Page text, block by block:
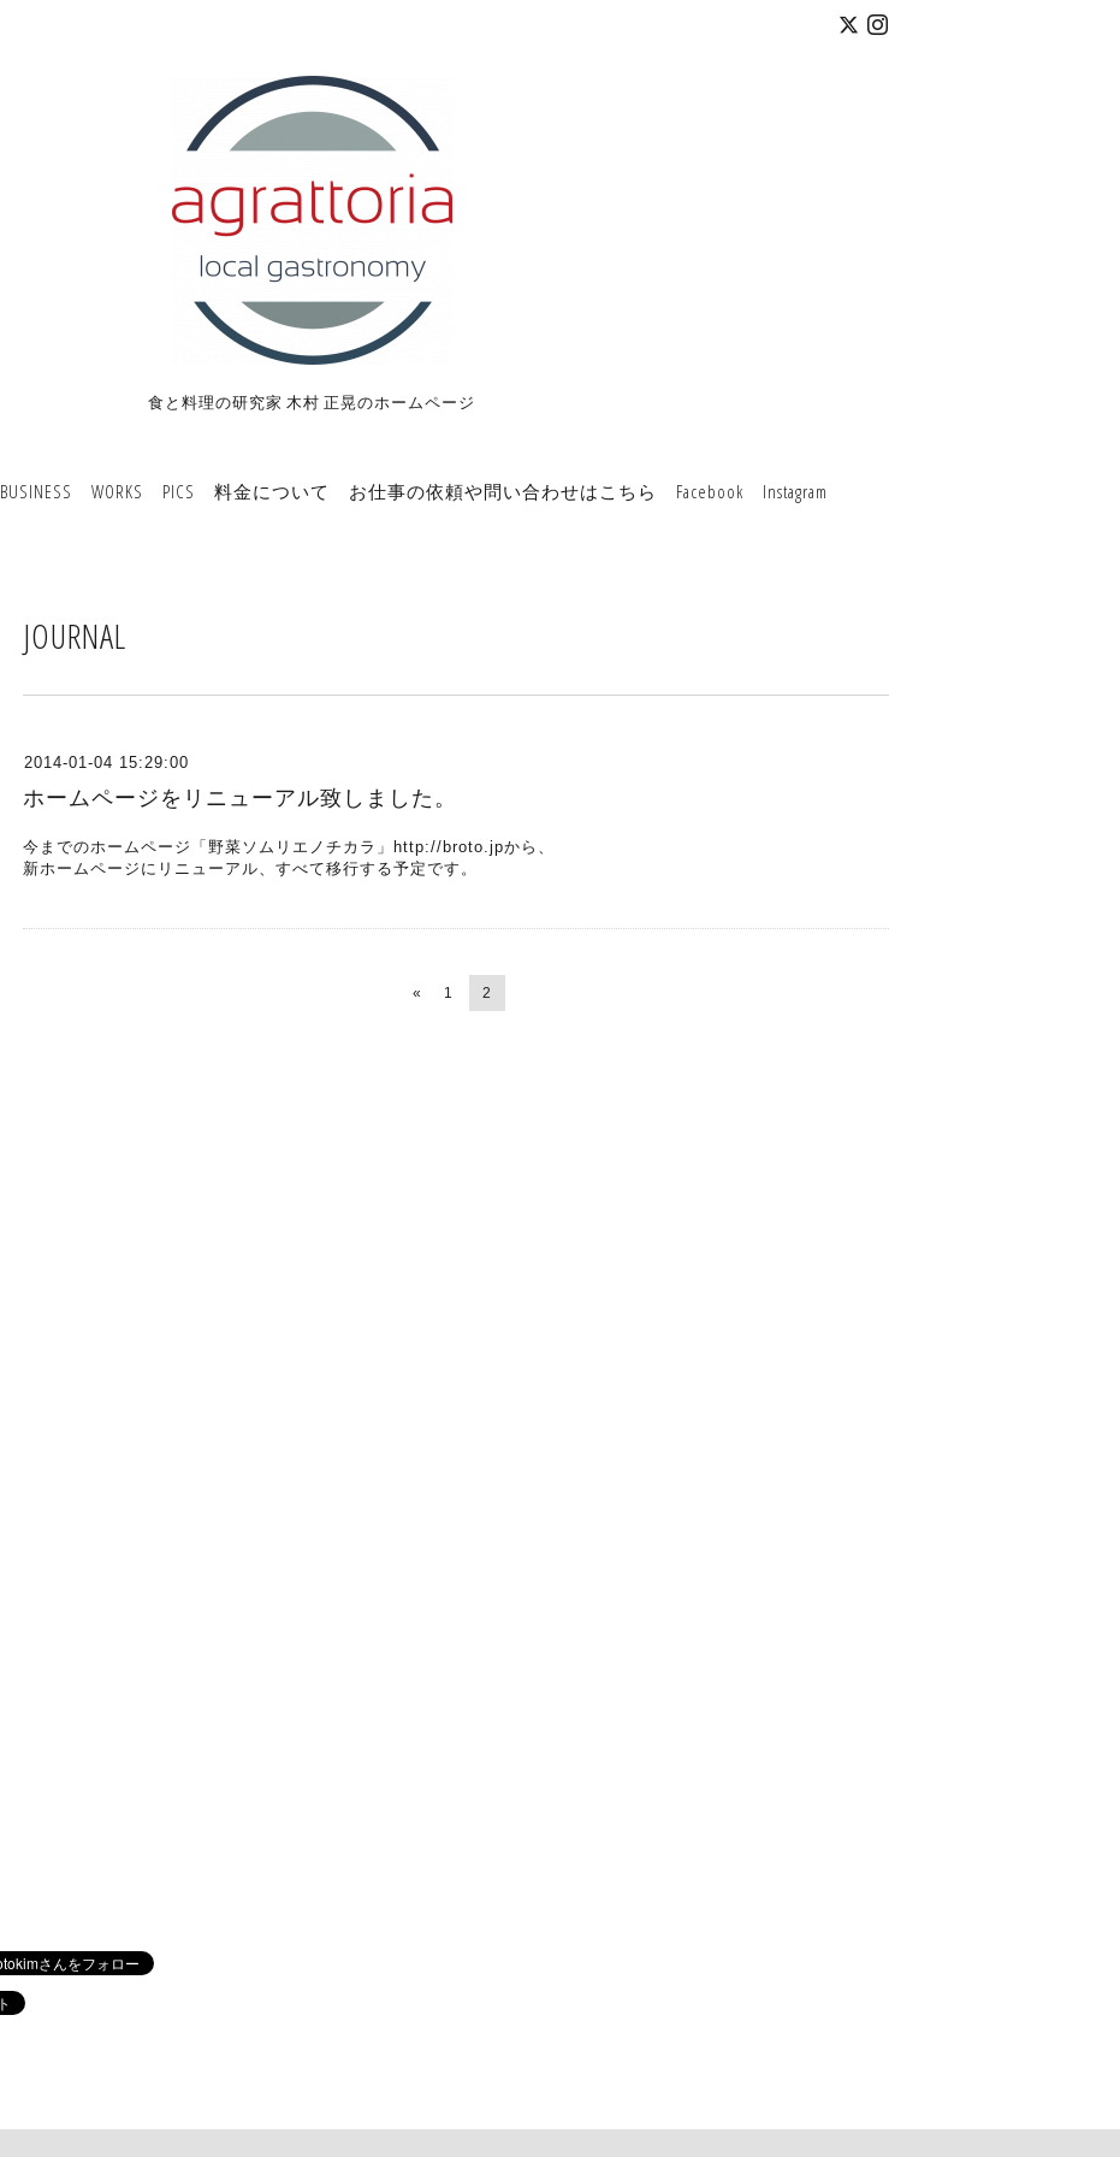
食と料理の研究家 木村 正晃のホームページ
BUSINESS WORKS PICS 料金について お仕事の依頼や問い合わせはこちら Facebook Instagram
JOURNAL
2014-01-04 15:29:00
ホームページをリニューアル致しました。
今までのホームページ「野菜ソムリエノチカラ」http://broto.jpから、
新ホームページにリニューアル、すべて移行する予定です。
« 1 2